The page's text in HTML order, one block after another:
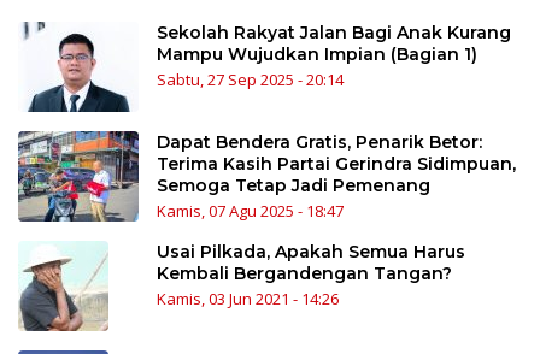
Sekolah Rakyat Jalan Bagi Anak Kurang
Mampu Wujudkan Impian (Bagian 1)
Sabtu, 27 Sep 2025 - 20:14
Dapat Bendera Gratis, Penarik Betor:
Terima Kasih Partai Gerindra Sidimpuan,
Semoga Tetap Jadi Pemenang
Kamis, 07 Agu 2025 - 18:47
Usai Pilkada, Apakah Semua Harus
Kembali Bergandengan Tangan?
Kamis, 03 Jun 2021 - 14:26